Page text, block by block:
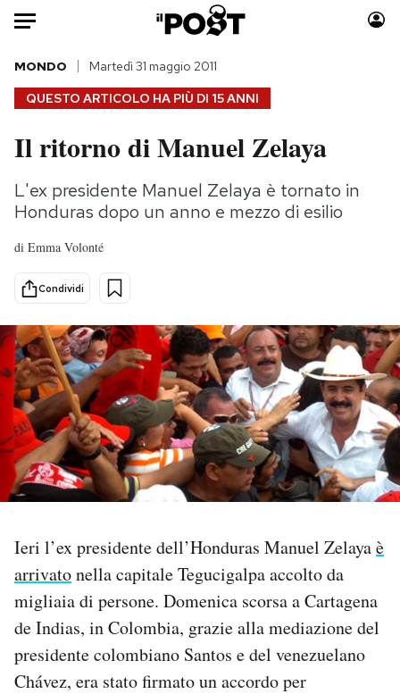
Auto
HOME
Italia
Politica
Internet
Scienza
Cultura
Economia
Sport
Moda
Consumismi
Altrecose
Mondiali calcio 2026
PODCAST
NEWSLETTER
I MIEI PREFERITI
SHOP
QUESTO ARTICOLO HA PIÙ DI 15 ANNI
MONDO Martedì 31 maggio 2011
Il ritorno di Manuel Zelaya
L'ex presidente Manuel Zelaya è tornato in
Honduras dopo un anno e mezzo di esilio
di Emma Volonté
Condividi
Ieri l’ex presidente dell’Honduras Manuel Zelayaè
arrivatonella capitale Tegucigalpa accolto da
migliaia di persone. Domenica scorsa a Cartagena
de Indias, in Colombia, grazie alla mediazione del
presidente colombiano Santos e del venezuelano
Chávez, era stato firmato un accordo per